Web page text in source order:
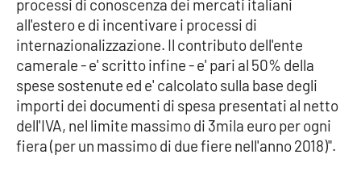
Good Morning Vietnam
Parchi Marini Calabria
Leggendo Alvaro insieme
Imprese Di Calabria
processi di conoscenza dei mercati italiani
all'estero e di incentivare i processi di
internazionalizzazione. Il contributo dell'ente
camerale - e' scritto infine - e' pari al 50% della
spese sostenute ed e' calcolato sulla base degli
importi dei documenti di spesa presentati al netto
dell'IVA, nel limite massimo di 3mila euro per ogni
fiera (per un massimo di due fiere nell'anno 2018)".